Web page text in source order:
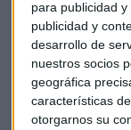
para publicidad
publicidad y
desarrollo de
nuestros socios
geográfica
características
otorgarnos su
reconectar con lo
en el entorno
mayoría de edad
inspiración,
español.